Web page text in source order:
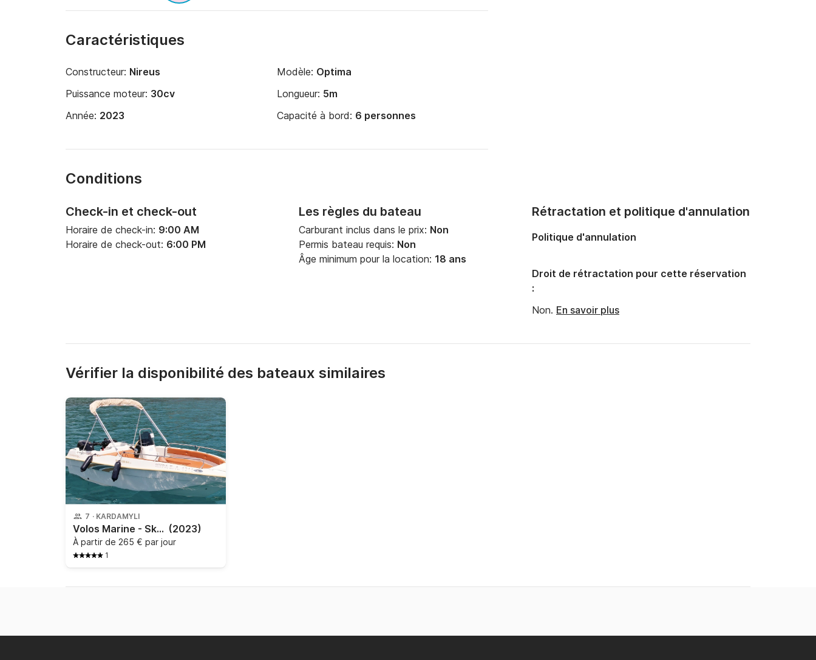
Caractéristiques
Constructeur: Nireus Modèle: Optima
Puissance moteur: 30cv Longueur: 5m
Année: 2023 Capacité à bord: 6 personnes
Conditions
Check-in et check-out
Horaire de check-in: 9:00 AM
Horaire de check-out: 6:00 PM
Les règles du bateau
Carburant inclus dans le prix: Non
Permis bateau requis: Non
Âge minimum pour la location: 18 ans
Rétractation et politique d'annulation
Politique d'annulation
Droit de rétractation pour cette réservation
:
Non. En savoir plus
Vérifier la disponibilité des bateaux similaires
7 · KARDAMYLI
Volos Marine - Skiathos 164 (2023)
À partir de 265 € par jour
1